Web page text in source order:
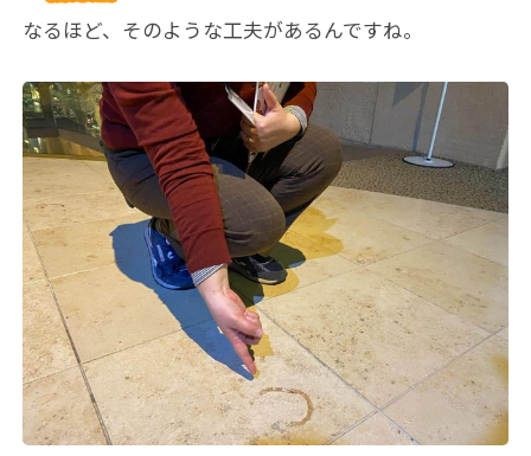
なるほど、そのような工夫があるんですね。